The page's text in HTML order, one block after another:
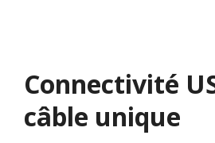
Connectivité
câble​ unique​